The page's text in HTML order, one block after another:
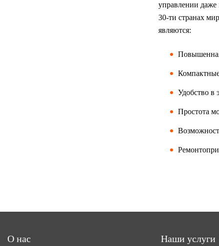
управлении даже
30-ти странах
являются:
Удобство в
Простота
О нас Наши услуги